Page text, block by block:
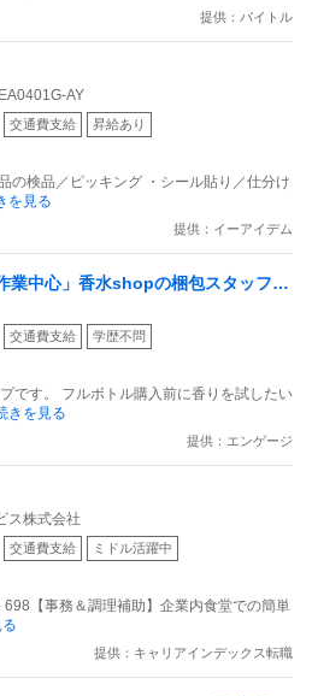
提供：バイトル
AY
交通費支給 昇給あり
の検品／ピッキング ・シール貼り／仕分け
を見る
提供：イーアイデム
業中心」香水shopの梱包スタッフ
間からOK
交通費支給 学歴不問
です。 フルボトル購入前に香りを試したい
きを見る
提供：エンゲージ
ス株式会社
交通費支給 ミドル活躍中
【事務＆調理補助】企業内食堂での簡単
提供：キャリアインデックス転職